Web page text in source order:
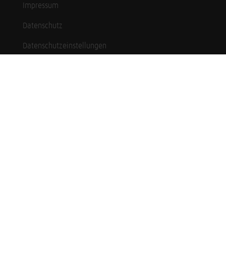
Impressum
Datenschutz
Datenschutzeinstellungen